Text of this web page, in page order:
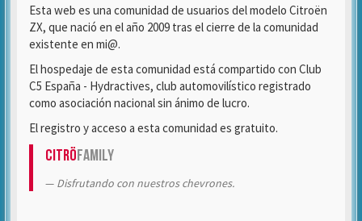
Esta web es una comunidad de usuarios del modelo Citroën
ZX, que nació en el año 2009 tras el cierre de la comunidad
existente en mi@.
El hospedaje de esta comunidad está compartido con Club
C5 España - Hydractives, club automovilístico registrado
como asociación nacional sin ánimo de lucro.
El registro y acceso a esta comunidad es gratuito.
CitröFamily
Disfrutando con nuestros chevrones.